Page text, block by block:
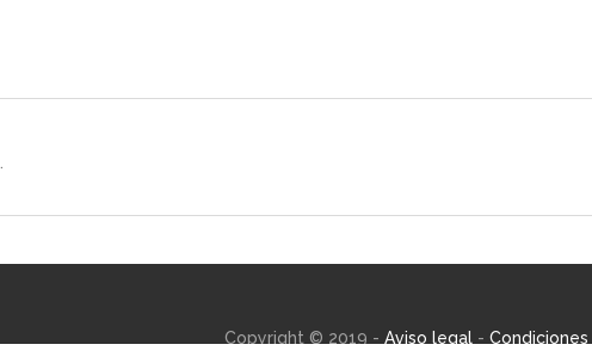
Copyright © 2019 - Aviso legal -